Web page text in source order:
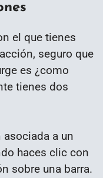
el que tienes
seguro que
es ¿como
tienes dos
a un
haces clic con
sobre una barra.